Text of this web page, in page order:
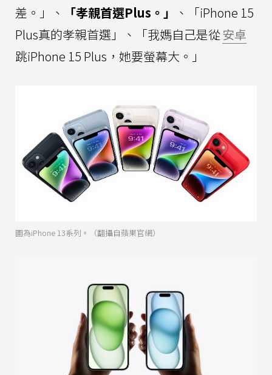
差。」、
「孝親首選Plus。」
、「iPhone 15
Plus真的孝親首選」、「我媽自己是從安卓
跳iPhone 15 Plus，她要螢幕大。」
圖為iPhone 13系列。（翻攝自蘋果官網）